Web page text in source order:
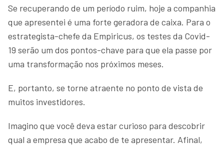
Se recuperando de um período ruim, hoje a companhia
que apresentei é uma forte geradora de caixa. Para o
estrategista-chefe da Empiricus, os testes da Covid-
19 serão um dos pontos-chave para que ela passe por
uma transformação nos próximos meses.
E, portanto, se torne atraente no ponto de vista de
muitos investidores.
Imagino que você deva estar curioso para descobrir
qual a empresa que acabo de te apresentar. Afinal,